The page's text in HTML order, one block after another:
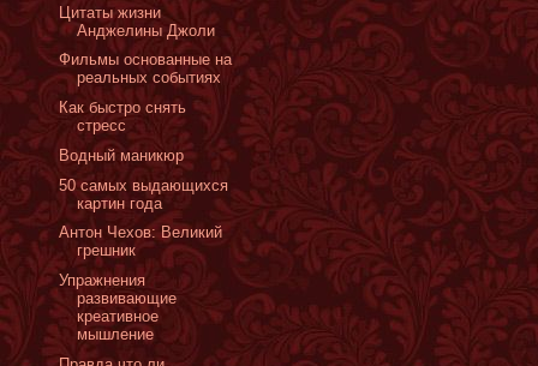
Цитаты жизни
Анджелины Джоли
Фильмы основанные на
реальных событиях
Как быстро снять
стресс
Водный маникюр
50 самых выдающихся
картин года
Антон Чехов: Великий
грешник
Упражнения
развивающие
креативное
мышление